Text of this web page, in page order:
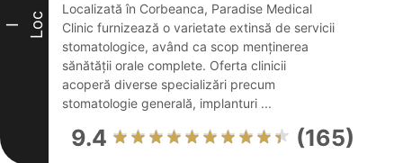
I Loc
Localizată în Corbeanca, Paradise Medical
Clinic furnizează o varietate extinsă de servicii
stomatologice, având ca scop menținerea
sănătății orale complete. Oferta clinicii
acoperă diverse specializări precum
stomatologie generală, implanturi ...
9.4 (165)